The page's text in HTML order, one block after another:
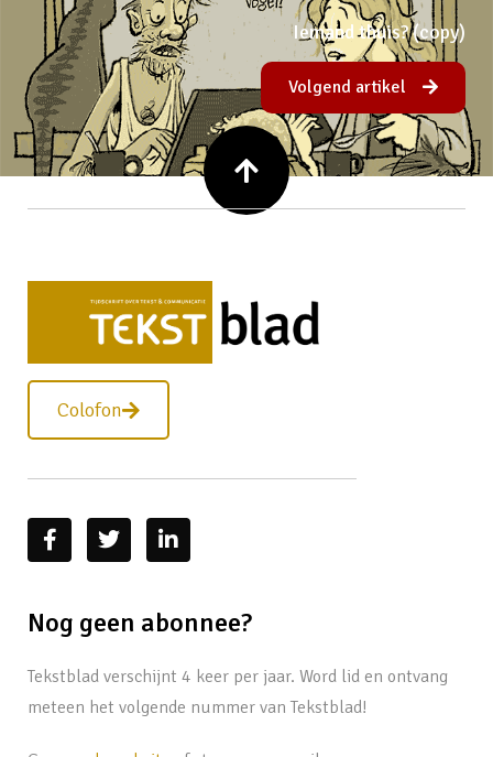
Iemand thuis? (copy)
Volgend artikel
Colofon
Nog geen abonnee?
Tekstblad verschijnt 4 keer per jaar. Word lid en ontvang
meteen het volgende nummer van Tekstblad!